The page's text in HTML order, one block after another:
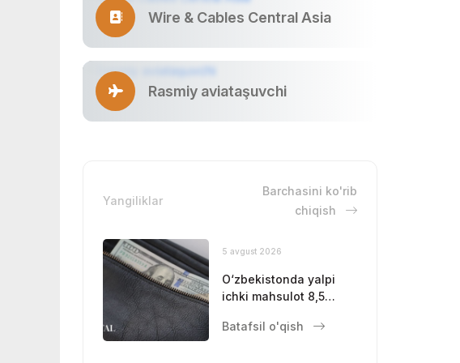
Wire & Cables Central Asia
Rasmiy aviataşuvchi
Yangiliklar
Barchasini ko'rib
chiqish
5 avgust 2026
O‘zbekistonda yalpi
ichki mahsulot 8,5
Batafsil o'qish